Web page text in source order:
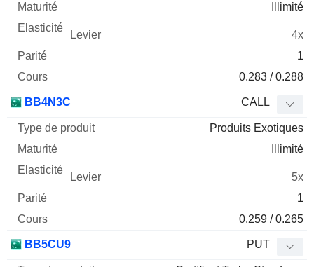
Illimité
4x
1
0.283 / 0.288
BB4N3C CALL
Produits Exotiques
Illimité
5x
1
0.259 / 0.265
BB5CU9 PUT